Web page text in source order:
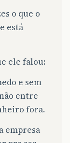
o que o
está
ele falou:
e sem
entre
fora.
empresa